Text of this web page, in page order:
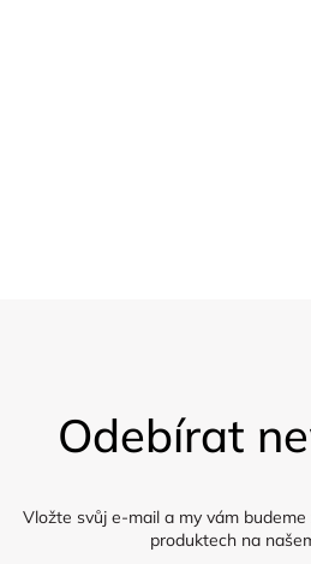
Odebírat
Vložte svůj e-mail a my vám
produktech na